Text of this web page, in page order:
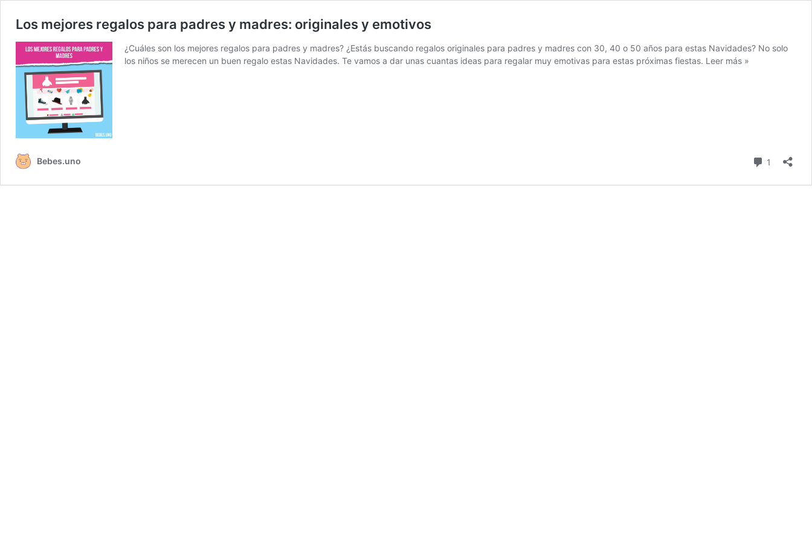
Los mejores regalos para padres y madres: originales y emotivos
¿Cuáles son los mejores regalos para padres y madres? ¿Estás buscando regalos originales para padres y madres con 30, 40 o 50 años para estas Navidades? No solo
los niños se merecen un buen regalo estas Navidades. Te vamos a dar unas cuantas ideas para regalar muy emotivas para estas próximas fiestas. Leer más »
Bebes.uno 1